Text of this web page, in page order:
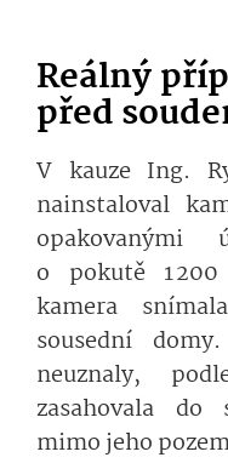
Reálný
před
V kauze Ing.
nainstaloval
opakovanými
o pokutě 1
kamera
sousední
neuznaly,
zasahovala
mimo jeho